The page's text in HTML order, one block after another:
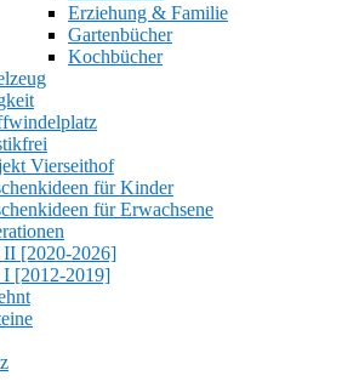
Erziehung & Familie
Gartenbücher
Kochbücher
Vierseithof
für Kinder
für Erwachsene
II [2020-2026]
I [2012-2019]